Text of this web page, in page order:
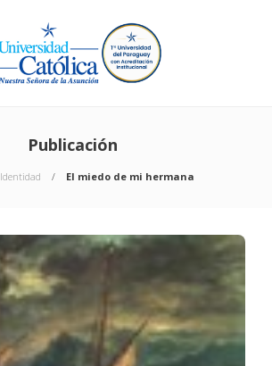
Publicación
Identidad El miedo de mi hermana